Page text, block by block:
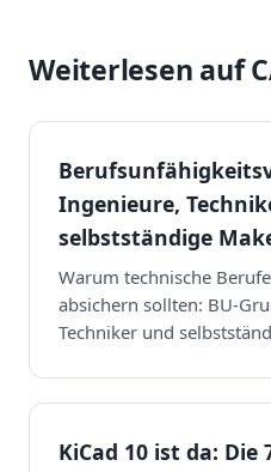
Weiterlesen auf
Ingenieure,
selbstständige
Warum technische
absichern sollten: BU-
Techniker und
KiCad 10 ist da: